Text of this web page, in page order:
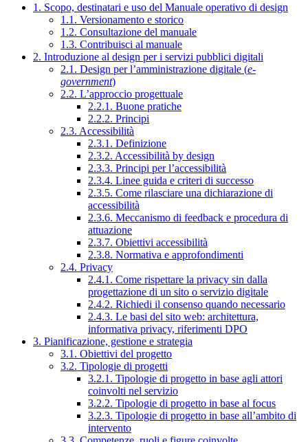
1. Scopo, destinatari e uso del Manuale operativo di design
1.1. Versionamento e storico
1.2. Consultazione del manuale
1.3. Contribuisci al manuale
2. Introduzione al design per i servizi pubblici digitali
2.1. Design per l’amministrazione digitale (e-
government)
2.2. L’approccio progettuale
2.2.1. Buone pratiche
2.2.2. Principi
2.3. Accessibilità
2.3.1. Definizione
2.3.2. Accessibilità by design
2.3.3. Principi per l’accessibilità
2.3.4. Linee guida e criteri di successo
2.3.5. Come rilasciare una dichiarazione di
accessibilità
2.3.6. Meccanismo di feedback e procedura di
attuazione
2.3.7. Obiettivi accessibilità
2.3.8. Normativa e approfondimenti
2.4. Privacy
2.4.1. Come rispettare la privacy sin dalla
progettazione di un sito o servizio digitale
2.4.2. Richiedi il consenso quando necessario
2.4.3. Le basi del sito web: architettura,
informativa privacy, riferimenti DPO
3. Pianificazione, gestione e strategia
3.1. Obiettivi del progetto
3.2. Tipologie di progetti
3.2.1. Tipologie di progetto in base agli attori
coinvolti nel servizio
3.2.2. Tipologie di progetto in base al focus
3.2.3. Tipologie di progetto in base all’ambito di
intervento